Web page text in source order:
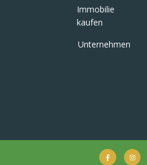
Immobilie
kaufen
Unternehmen